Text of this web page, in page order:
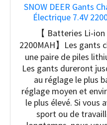
SNOW DEER Gants
Électrique 7.4V
Femmes - Moto,
【 Batteries Li-
2200MAH】Les gants
une paire de piles
Les gants dureront
au réglage le plus
réglage moyen et
le plus élevé. Si vous
sport ou de